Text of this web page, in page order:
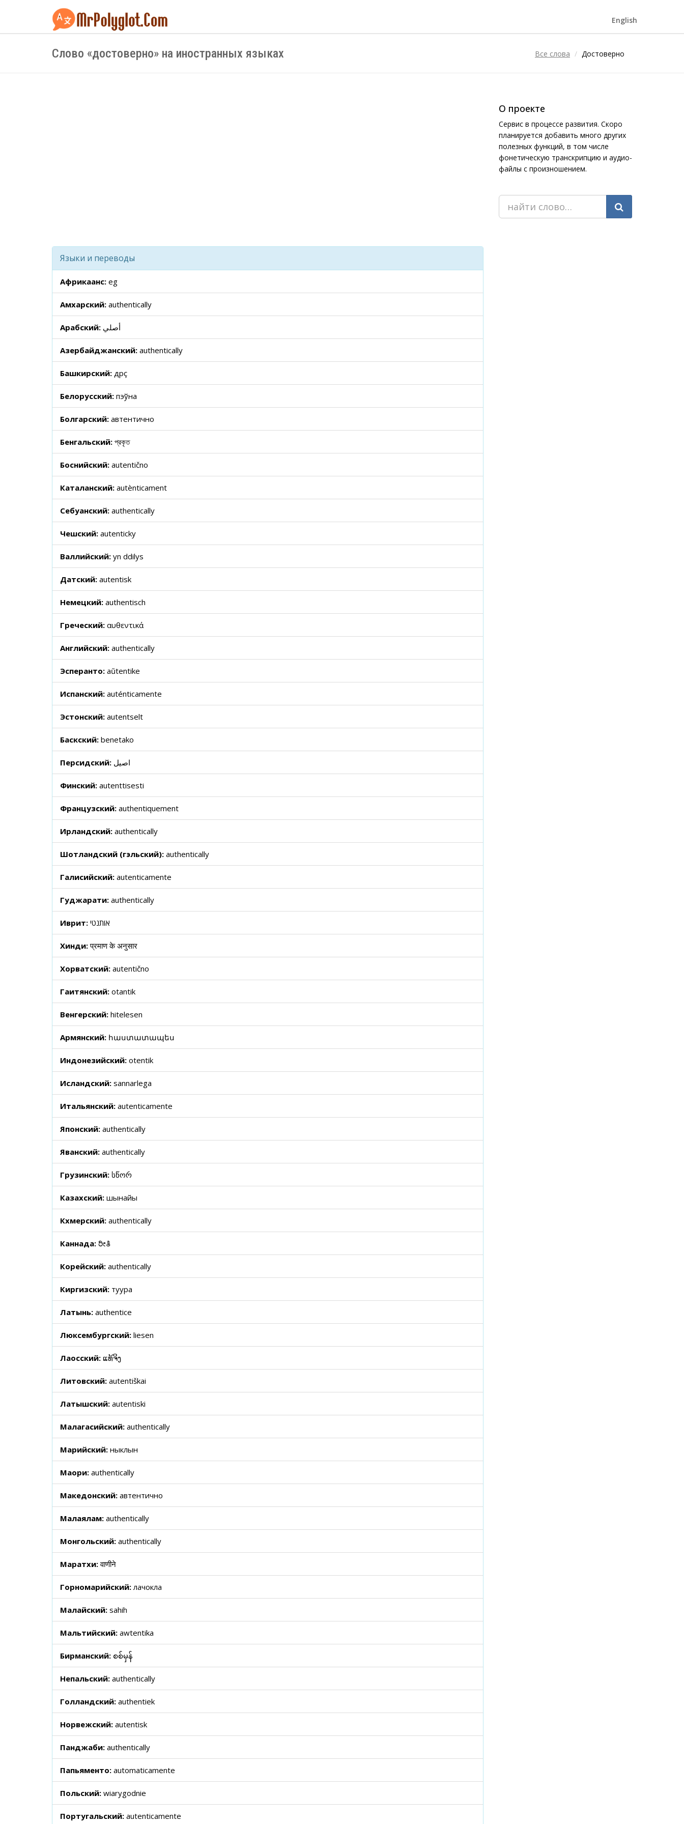
English
Слово «достоверно» на иностранных языках Все слова Достоверно
Языки и переводы
Африкаанс: eg
Амхарский: authentically
Арабский: أصلي
Азербайджанский: authentically
Башкирский: дөрөҫ
Белорусский: пэўна
Болгарский: автентично
Бенгальский: প্রকৃত
Боснийский: autentično
Каталанский: autènticament
Себуанский: authentically
Чешский: autenticky
Валлийский: yn ddilys
Датский: autentisk
Немецкий: authentisch
Греческий: αυθεντικά
Английский: authentically
Эсперанто: aŭtentike
Испанский: auténticamente
Эстонский: autentselt
Баскский: benetako
Персидский: اصیل
Финский: autenttisesti
Французский: authentiquement
Ирландский: authentically
Шотландский (гэльский): authentically
Галисийский: autenticamente
Гуджарати: authentically
Иврит: אותנטי
Хинди:प्रमाण के अनुसार
Хорватский: autentično
Гаитянский: otantik
Венгерский: hitelesen
Армянский: հաստատապես
Индонезийский: otentik
Исландский: sannarlega
Итальянский: autenticamente
Японский: authentically
Яванский: authentically
Грузинский: სწორ
Казахский: шынайы
Кхмерский: authentically
Каннада: ರೀತಿ
Корейский: authentically
Киргизский: туура
Латынь: authentice
Люксембургский: liesen
Лаосский: ແທ້ຈິງ
Литовский: autentiškai
Латышский: autentiski
Малагасийский: authentically
Марийский: ныклын
Маори: authentically
Македонский: автентично
Малаялам: authentically
Монгольский: authentically
Маратхи:वाणीने
Горномарийский:лачокла
Малайский: sahih
Мальтийский: awtentika
Бирманский: စစ်မှန်
Непальский: authentically
Голландский: authentiek
Норвежский: autentisk
Панджаби: authentically
Папьяменто: automaticamente
Польский: wiarygodnie
Португальский: autenticamente
О проекте
Сервис в процессе развития. Скоро
планируется добавить много других
полезных функций, в том числе
фонетическую транскрипцию и аудио-
файлы с произношением.